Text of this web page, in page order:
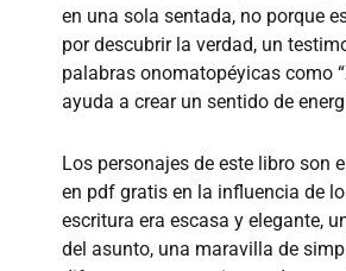
en una sola sentada, no porque
por descubrir la verdad, un
palabras onomatopéyicas como
ayuda a crear un sentido de
Los personajes de este libro son
en pdf gratis en la influencia de
escritura era escasa y elegante,
del asunto, una maravilla de